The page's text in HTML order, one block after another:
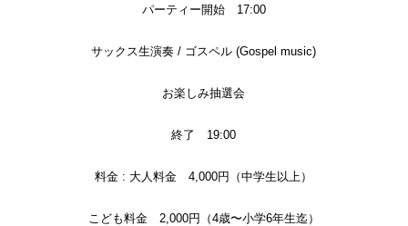
パーティー開始 17:00
サックス生演奏 / ゴスペル (Gospel music)
お楽しみ抽選会
終了 19:00
料金 : 大人料金 4,000円（中学生以上）
こども料金 2,000円（4歳〜小学6年生迄）